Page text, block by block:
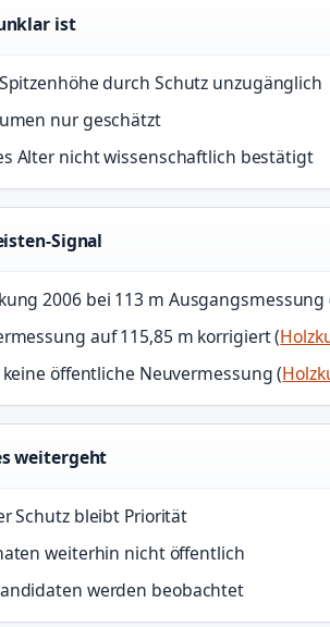
ist
durch Schutz unzugänglich
nur geschätzt
Alter nicht wissenschaftlich bestätigt
Signal
2006 bei 113 m Ausgangsmessung
auf 115,85 m korrigiert (
öffentliche Neuvermessung (
weitergeht
Schutz bleibt Priorität
weiterhin nicht öffentlich
werden beobachtet